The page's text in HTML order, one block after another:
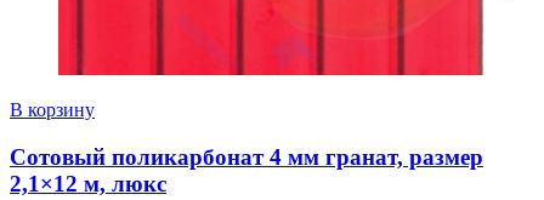
В корзину
Сотовый поликарбонат 4 мм гранат, размер
2,1×12 м, люкс